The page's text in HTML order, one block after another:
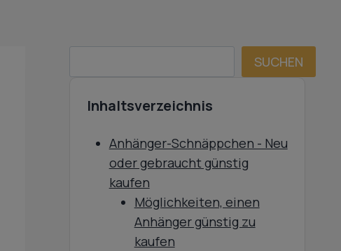
SUCHEN
Inhaltsverzeichnis
Anhänger-Schnäppchen - Neu
oder gebraucht günstig
kaufen
Möglichkeiten, einen
Anhänger günstig zu
kaufen